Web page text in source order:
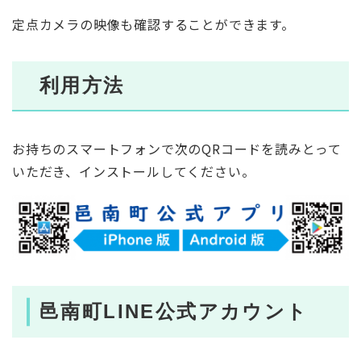
定点カメラの映像も確認することができます。
利用方法
お持ちのスマートフォンで次のQRコードを読みとって
いただき、インストールしてください。
邑南町LINE公式アカウント